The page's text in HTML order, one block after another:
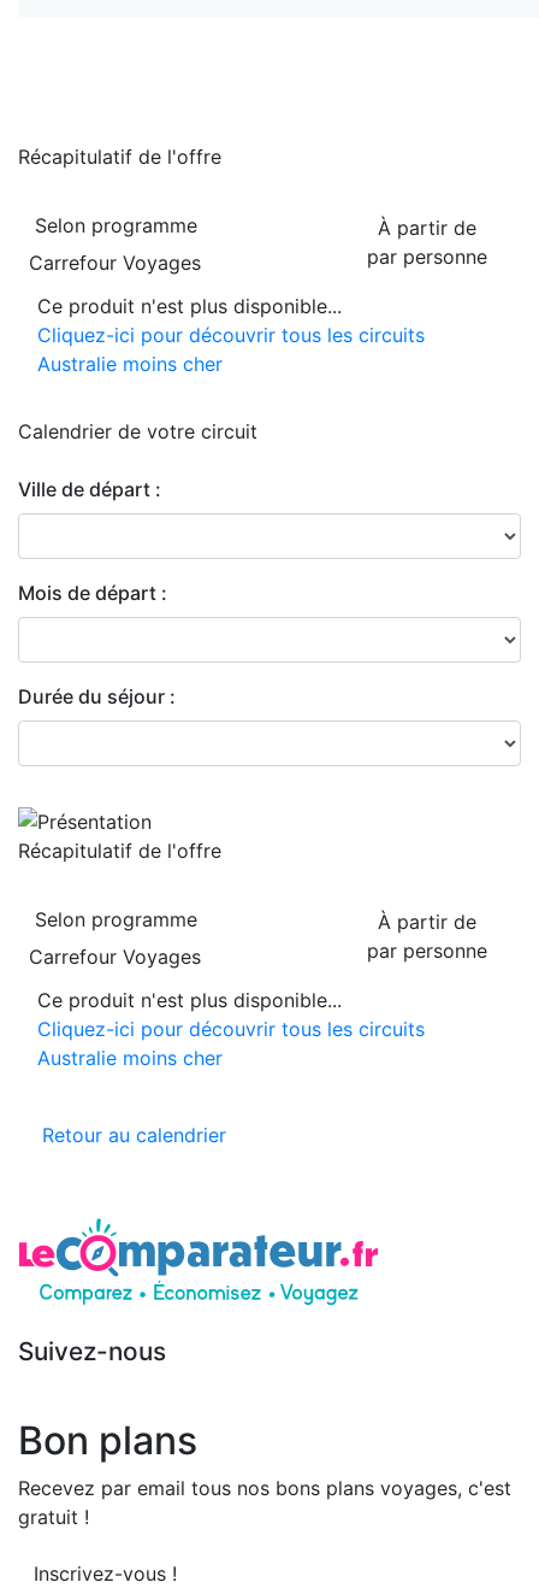
Récapitulatif de l'offre
À partir de
par personne
Selon programme
Carrefour Voyages
Ce produit n'est plus disponible...
Cliquez-ici pour découvrir tous les circuits
Australie moins cher
Calendrier de votre circuit
Ville de départ :
Mois de départ :
Durée du séjour :
Récapitulatif de l'offre
À partir de
par personne
Selon programme
Carrefour Voyages
Ce produit n'est plus disponible...
Cliquez-ici pour découvrir tous les circuits
Australie moins cher
Retour au calendrier
Suivez-nous
Bon plans
Recevez par email tous nos bons plans voyages, c'est
gratuit !
Inscrivez-vous !